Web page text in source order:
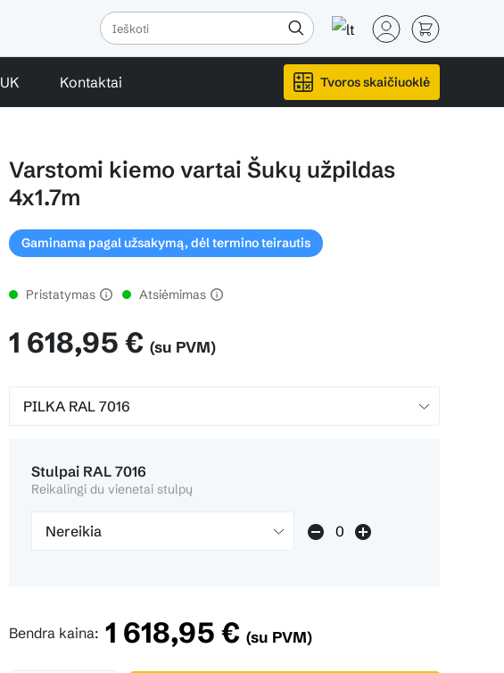
Kontaktai Tvoros skaičiuoklė
Varstomi kiemo vartai Šukų užpildas
4x1.7m
Gaminama pagal užsakymą, dėl termino teirautis
Pristatymas Atsiėmimas
1 618,95 € (su PVM)
Stulpai RAL 7016
Reikalingi du vienetai stulpų
Nereikia
Bendra kaina: 1 618,95 €(su PVM)